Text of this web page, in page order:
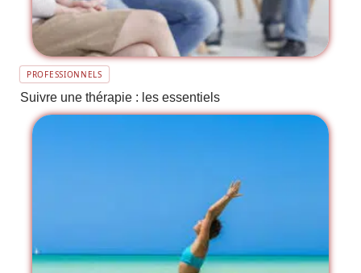
PROFESSIONNELS
Suivre une thérapie : les essentiels